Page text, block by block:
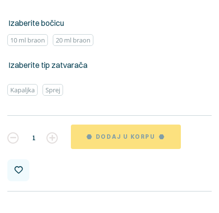
Izaberite bočicu
10 ml braon 20 ml braon
Izaberite tip zatvarača
Kapaljka Sprej
Kvantitet DODAJ U KORPU